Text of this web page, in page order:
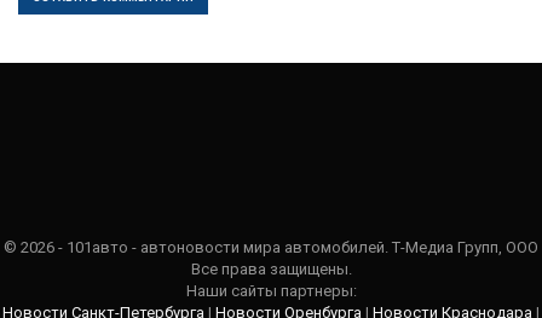
© 2026 - 101авто - автоновости мира автомобилей. Т-Медиа Групп, ООО
Все права защищены.
Наши сайты партнеры:
Новости Санкт-Петербурга | Новости Оренбурга | Новости Краснодара |